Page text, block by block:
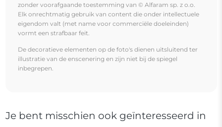
zonder voorafgaande toestemming van © Alfaram sp. z o.o.
Elk onrechtmatig gebruik van content die onder intellectuele
eigendom valt (met name voor commerciële doeleinden)
vormt een strafbaar feit.
De decoratieve elementen op de foto's dienen uitsluitend ter
illustratie van de enscenering en zijn niet bij de spiegel
inbegrepen.
Je bent misschien ook geïnteresseerd in